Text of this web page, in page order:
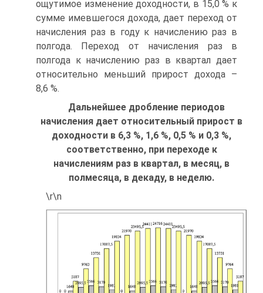
ощутимое изменение доходности, в 15,0 % к
сумме имевшегося дохода, дает переход от
начисления раз в году к начислению раз в
полгода. Переход от начисления раз в
полгода к начислению раз в квартал дает
относительно меньший прирост дохода –
8,6 %.
Дальнейшее дробление периодов
начисления дает относительный прирост в
доходности в 6,3 %, 1,6 %, 0,5 % и 0,3 %,
соответственно, при переходе к
начислениям раз в квартал, в месяц, в
полмесяца, в декаду, в неделю.
\r\n